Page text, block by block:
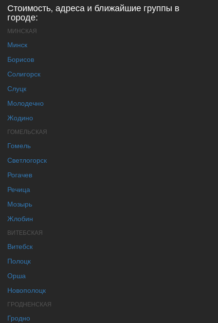
Стоимость, адреса и ближайшие группы в
городе:
МИНСКАЯ
Минск
Борисов
Солигорск
Слуцк
Молодечно
Жодино
ГОМЕЛЬСКАЯ
Гомель
Светлогорск
Рогачев
Речица
Мозырь
Жлобин
ВИТЕБСКАЯ
Витебск
Полоцк
Орша
Новополоцк
ГРОДНЕНСКАЯ
Гродно